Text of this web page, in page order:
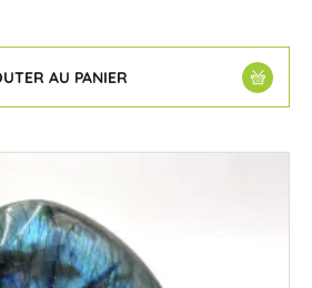
AU PANIER